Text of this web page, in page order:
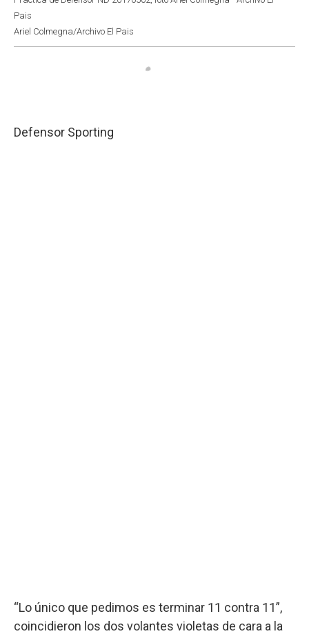
Pais
Ariel Colmegna/Archivo El Pais
Defensor Sporting
“Lo único que pedimos es terminar 11 contra 11”,
coincidieron los dos volantes violetas de cara a la